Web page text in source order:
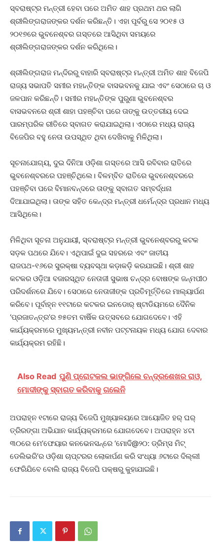
ସ୍ବରାଷ୍ଟ୍ର ମନ୍ତ୍ରୀ ହେବା ପରେ ଅମିତ ଶାହ ପ୍ରଥମ ଥର ଲାଗି
ଶ୍ରୀଲିଙ୍ଗରାଜଙ୍କର ଦର୍ଶନ କରିଛନ୍ତି। ଏହା ପୂର୍ବରୁ ସେ ୨୦୧୫ ଓ
୨୦୧୭ରେ ଭୁବନେଶ୍ବର ଗସ୍ତରେ ଆସିଥିବା ସମୟରେ
ଶ୍ରୀଲିଙ୍ଗରାଜଙ୍କର ଦର୍ଶନ କରିଥିଲେ।
ଶ୍ରୀଲିଙ୍ଗରାଜ ମନ୍ଦିରରୁ ବାହାରି ସ୍ବରାଷ୍ଟ୍ର ମନ୍ତ୍ରୀ ଅମିତ ଶାହ ବିଜେପି
ରାଜ୍ୟ ସଭାପତି ସମୀର ମହାନ୍ତିଙ୍କ ବାସଭବନକୁ ଯାଇ ଏବଂ ସେଠାରେ ଚା ଓ
ଜଳପାନ କରିଛନ୍ତି। ସମୀର ମହାନ୍ତିଙ୍କ ପୁରୁଣା ଭୁବନେଶ୍ବର
ବାସଭବନରେ ଶ୍ରୀ ଶାହା ପହଞ୍ଚିବା ପରେ ତାଙ୍କୁ ଉତ୍ତରୀୟ ଦେଇ
ପାରମ୍ପରିକ ରୀତିରେ ସ୍ବାଗତ କରାଯାଇଥିଲା। ଏଠାରେ ମଧ୍ୟ ରାଜ୍ୟ
ବିଜେପିର ବହୁ ନେତା ଉପସ୍ଥିତ ଥିବ‌ା ଦେଖିବାକୁ ମିଳିଥିଲା।
ସୂଚନାଯୋଗ୍ୟ, ଦୁଇ ଦିନିଆ ଓଡ଼ିଶା ଗସ୍ତରେ ଆସି ରବିବାର ରାତିରେ
ଭୁବନେଶ୍ବରରେ ପହଞ୍ଚିଥିଲେ। ବିଳମ୍ବିତ ରାତିରେ ଭୁବନେଶ୍ବରରେ
ପହଞ୍ଚିବା ପରେ ବିମାନବନ୍ଦରେ ତାଙ୍କୁ ସ୍ବାଗତ ସମ୍ବର୍ଦ୍ଧନା
ଦିଆଯାଇଥିଲା। ତାଙ୍କ ସହିତ କେନ୍ଦ୍ର ମନ୍ତ୍ରୀ ଧର୍ମେନ୍ଦ୍ର ପ୍ରଧାନ ମଧ୍ୟ
ଆସିଥିଲେ।
ମିଳିଥିବା ସୂଚନା ଅନୁଯାୟୀ, ସ୍ବରାଷ୍ଟ୍ର ମନ୍ତ୍ରୀ ଭୁବନେଶ୍ବରରୁ କଟକ
ସଡ଼କ ପଥରେ ଯିବେ। ଏଥିପାଇଁ ଦୁଇ ସହରରେ ଏବଂ ଜାତୀୟ
ରାଜପଥ-୧୬ରେ ସୁରକ୍ଷା ବ୍ୟବସ୍ଥା କଡ଼ାକଡ଼ି କରଯାଇଛି। ଶ୍ରୀ ଶାହ
କଟକର ଓଡ଼ିଆ ବଜାରସ୍ଥିତ ନେତାଜୀ ସୁଭାଷ ଚନ୍ଦ୍ର ବୋଷଙ୍କ ଜନ୍ମପୀଠ
ପରିଦର୍ଶନରେ ଯିବେ। ସେଠାରେ ନେତାଜୀଙ୍କ ପ୍ରତିମୂର୍ତ୍ତିରେ ମାଲ୍ୟାର୍ପଣ
କରିବେ। ପୂର୍ବାହ୍ନ ୧୧ଟାରେ କଟକର ଇନଡୋର୍‌ ଷ୍ଟାଡିୟମରେ ଦୈନିକ
‘ପ୍ରଜାତନ୍ତ୍ର’ର ୭୫ତମ ବାର୍ଷିକ ଉତ୍ସବରେ ଯୋଗଦେବେ। ଏହି
କାର୍ଯ୍ୟକ୍ରମରେ ମୁଖ୍ୟମନ୍ତ୍ରୀ ନବୀନ ପଟ୍ଟନାୟକ ମଧ୍ୟ ଯୋଗ‌ ଦେବାର
କାର୍ଯ୍ୟକ୍ରମ ରହିଛି।
Also Read ପୁଣି ପ୍ରୋଟକଲ ଭାଙ୍ଗିଲେ ଚନ୍ଦ୍ରଶେଖର ରାଓ,
ମୋଦୀଙ୍କୁ ସ୍ବାଗତ କରିବାକୁ ଗଲେନି
ଅପରାହ୍ନ ୧ଟାରେ ରାଜ୍ୟ ବିଜେପି ମୁଖ୍ୟାଳୟରେ ଆୟୋଜିତ ହର୍‌ ଘର୍‌
ତ୍ରିରଙ୍ଗା ଅଭିଯାନ କାର୍ଯ୍ୟକ୍ରମରେ ଯୋଗଦେବେ। ଅପରାହ୍ନ ୪ଟା
୩୦ରେ ମେ’ଫେୟାର କନଭେନସନ୍‌ରେ ‘ମୋଦି@୨୦: ଡ୍ରିମ୍‌ସ ମିଟ୍‌
ଡେଲିଭରି’ର ଓଡ଼ିଶା ଚାପ୍ଟରର ଲୋକାର୍ପଣ କରି ସଂଧ୍ୟା ୬ଟାରେ ଦିଲ୍ଲୀ
ଫେରିଯିବେ ବୋଲି ରାଜ୍ୟ ବିଜେପି ପକ୍ଷରୁ କୁହାଯାଇଛି।